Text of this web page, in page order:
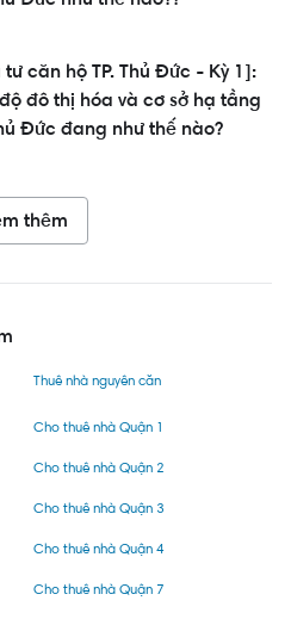
căn hộ TP. Thủ Đức - Kỳ 1]:
đô thị hóa và cơ sở hạ tầng
Đức đang như thế nào?
thêm
Thuê nhà nguyên căn
Cho thuê nhà Quận 1
Cho thuê nhà Quận 2
Cho thuê nhà Quận 3
Cho thuê nhà Quận 4
Cho thuê nhà Quận 7